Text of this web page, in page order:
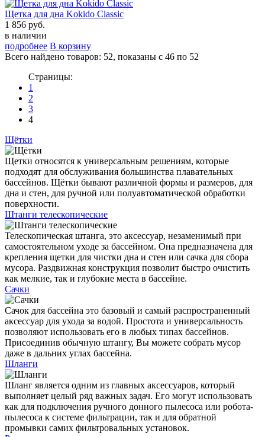
Щетка для дна Kokido Classic
1 856 руб.
в наличии
подробнее В корзину
Всего найдено товаров: 52, показаны с 46 по 52
Страницы:
1
2
3
4
Щётки
Щетки относятся к универсальным решениям, которые
подходят для обслуживания большинства плавательных
бассейнов. Щётки бывают различной формы и размеров, для
дна и стен, для ручной или полуавтоматической обработки
поверхности.
Штанги телескопические
Телескопическая штанга, это аксессуар, незаменимый при
самостоятельном уходе за бассейном. Она предназначена для
крепления щетки для чистки дна и стен или сачка для сбора
мусора. Раздвижная конструкция позволит быстро очистить
как мелкие, так и глубокие места в бассейне.
Сачки
Сачок для бассейна это базовый и самый распространенный
аксессуар для ухода за водой. Простота и универсальность
позволяют использовать его в любых типах бассейнов.
Присоединив обычную штангу, Вы можете собрать мусор
даже в дальних углах бассейна.
Шланги
Шланг является одним из главных аксессуаров, который
выполняет целый ряд важных задач. Его могут использовать
как для подключения ручного донного пылесоса или робота-
пылесоса к системе фильтрации, так и для обратной
промывки самих фильтровальных установок.